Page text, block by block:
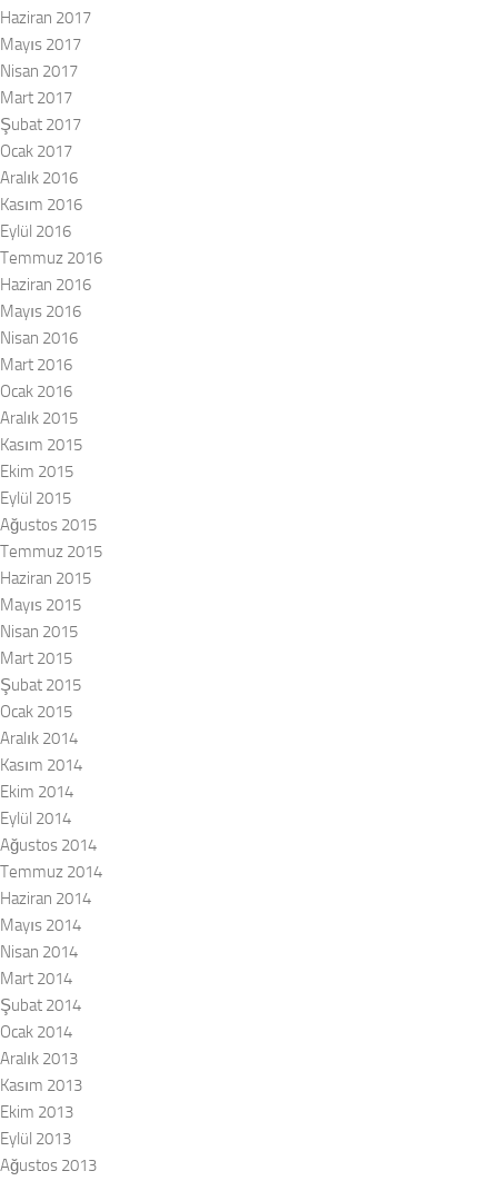
Haziran 2017
Mayıs 2017
Nisan 2017
Mart 2017
Şubat 2017
Ocak 2017
Aralık 2016
Kasım 2016
Eylül 2016
Temmuz 2016
Haziran 2016
Mayıs 2016
Nisan 2016
Mart 2016
Ocak 2016
Aralık 2015
Kasım 2015
Ekim 2015
Eylül 2015
Ağustos 2015
Temmuz 2015
Haziran 2015
Mayıs 2015
Nisan 2015
Mart 2015
Şubat 2015
Ocak 2015
Aralık 2014
Kasım 2014
Ekim 2014
Eylül 2014
Ağustos 2014
Temmuz 2014
Haziran 2014
Mayıs 2014
Nisan 2014
Mart 2014
Şubat 2014
Ocak 2014
Aralık 2013
Kasım 2013
Ekim 2013
Eylül 2013
Ağustos 2013